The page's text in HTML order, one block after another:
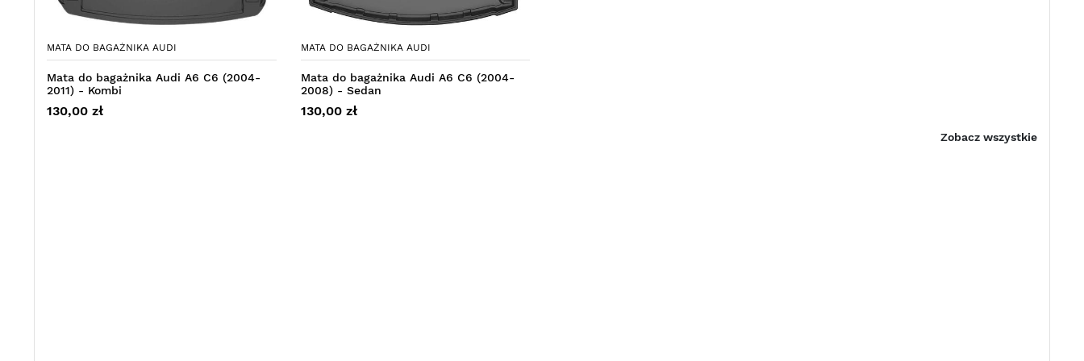
MATA DO BAGAŻNIKA AUDI
Mata do bagażnika Audi A6 C6 (2004-
2011) - Kombi
130,00 zł
MATA DO BAGAŻNIKA AUDI
Mata do bagażnika Audi A6 C6 (2004-
2008) - Sedan
130,00 zł
Zobacz wszystkie